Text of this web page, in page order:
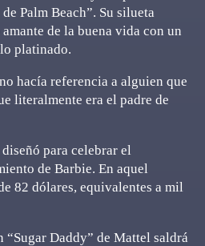
Palm Beach”. Su silueta
de la buena vida con un
platinado.
hacía referencia a alguien que
literalmente era el padre de
para celebrar el
de Barbie. En aquel
82 dólares, equivalentes a mil
Daddy” de Mattel saldrá